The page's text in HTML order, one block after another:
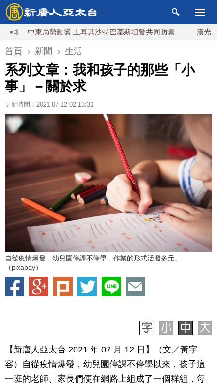
中東局勢動盪 土耳其沙特巴基斯坦誓共同防禦 漢光實兵濱
首頁 › 新聞 › 生活
系列文章：我和孩子的那些「小
事」－關於求
更新時間：2021-07-12 02:13:31
自從疫情爆發，幼兒園停課不停學，作業的形式活潑多元。
（pixabay）
【新唐人亞太台 2021 年 07 月 12 日】（文／黃宇
容）自從疫情爆發，幼兒園停課不停學以來，孩子這
一班的老師、家長們便在網路上組成了一個群組，每